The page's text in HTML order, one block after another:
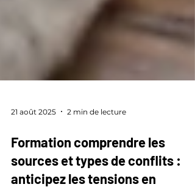
21 août 2025 2 min de lecture